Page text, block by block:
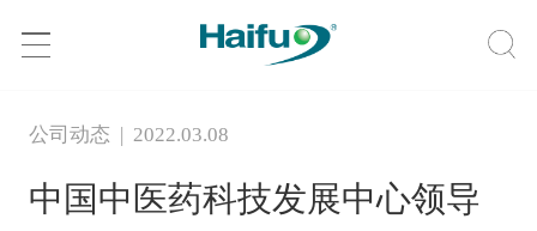
公司动态 | 2022.03.08
中国中医药科技发展中心领导